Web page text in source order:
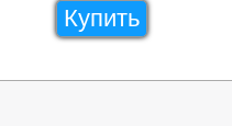
Купить